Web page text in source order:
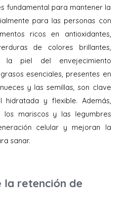
fundamental para mantener la
para las personas con
ricos en antioxidantes,
de colores brillantes,
piel del envejecimiento
esenciales, presentes en
y las semillas, son clave
y flexible. Además,
mariscos y las legumbres
celular y mejoran la
sanar.
la retención de